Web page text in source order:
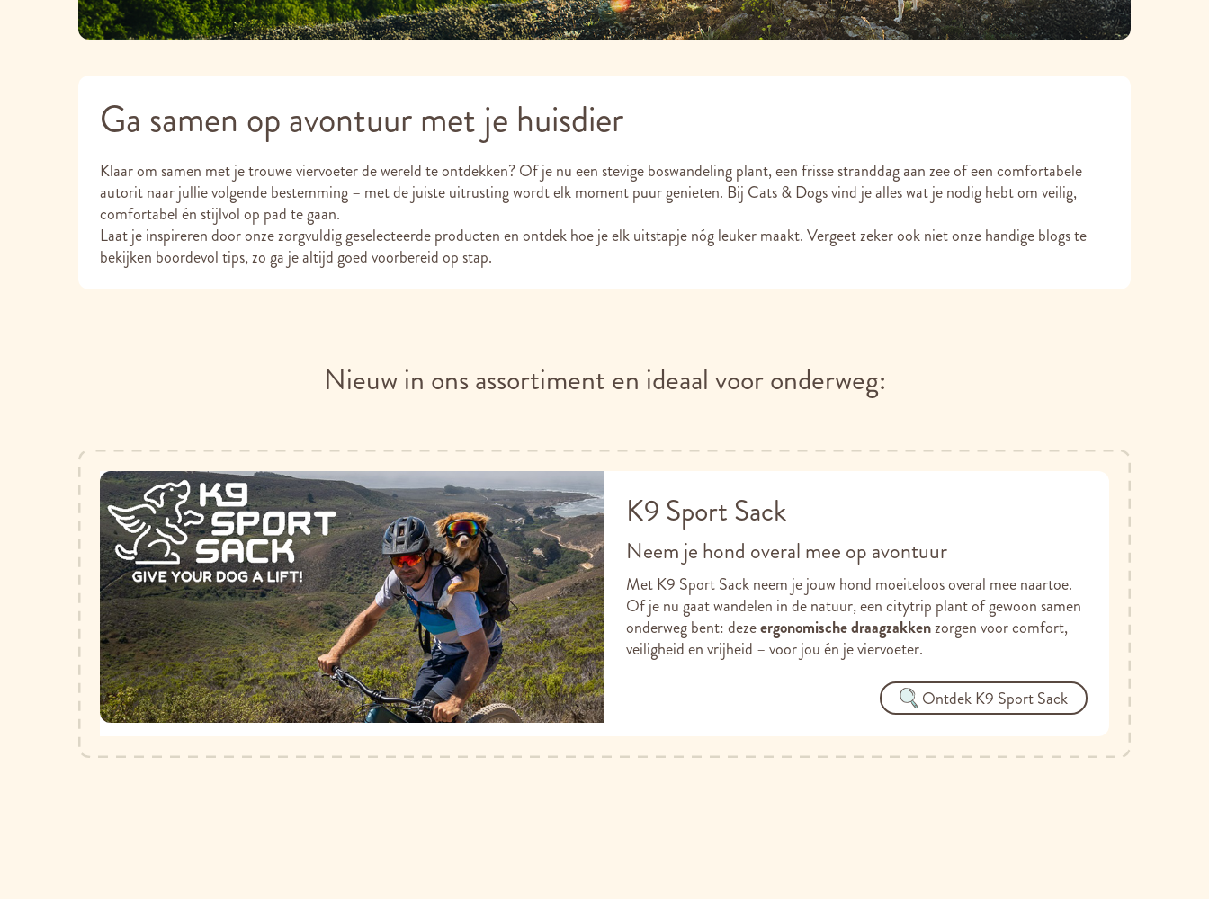
Ga samen op avontuur met je huisdier
Klaar om samen met je trouwe viervoeter de wereld te ontdekken? Of je nu een stevige boswandeling plant, een frisse stranddag aan zee of een comfortabele
autorit naar jullie volgende bestemming – met de juiste uitrusting wordt elk moment puur genieten. Bij Cats & Dogs vind je alles wat je nodig hebt om veilig,
comfortabel én stijlvol op pad te gaan.
Laat je inspireren door onze zorgvuldig geselecteerde producten en ontdek hoe je elk uitstapje nóg leuker maakt. Vergeet zeker ook niet onze handige blogs te
bekijken boordevol tips, zo ga je altijd goed voorbereid op stap.
Nieuw in ons assortiment en ideaal voor onderweg:
K9 Sport Sack
Neem je hond overal mee op avontuur
Met K9 Sport Sack neem je jouw hond moeiteloos overal mee naartoe.
Of je nu gaat wandelen in de natuur, een citytrip plant of gewoon samen
onderweg bent: dezeergonomische draagzakkenzorgen voor comfort,
veiligheid en vrijheid – voor jou én je viervoeter.
Ontdek K9 Sport Sack